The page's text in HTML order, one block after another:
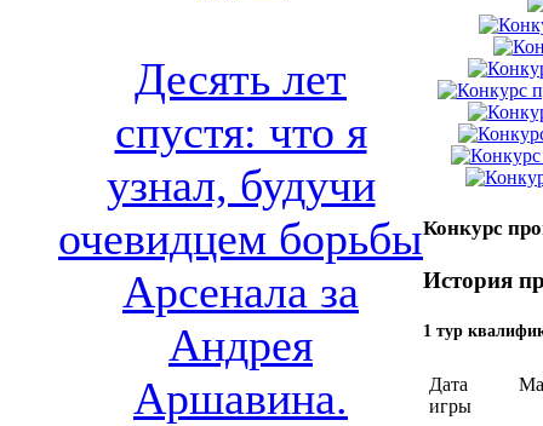
Десять лет
спустя: что я
узнал, будучи
очевидцем борьбы
Арсенала за
Андрея
Аршавина.
Конкурс
История
1 тур
Дата
игры